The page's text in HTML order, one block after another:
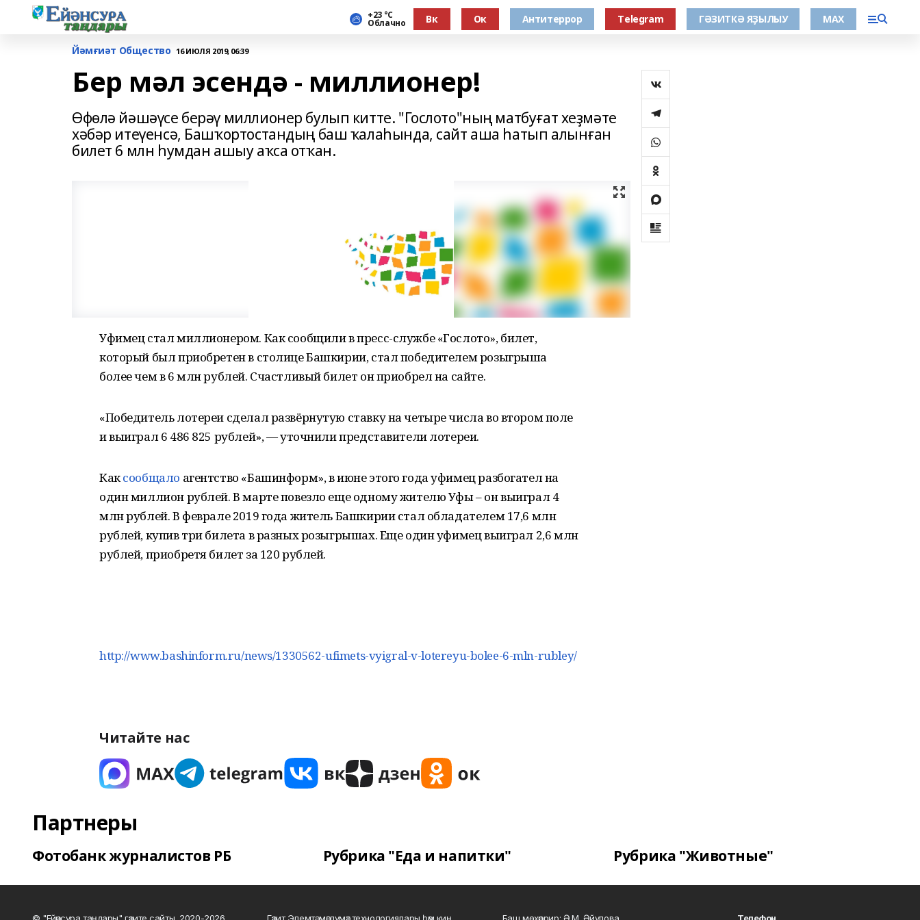
+23 °С
Облачно Вк Ок Антитеррор Тelegram ГӘЗИТКӘ ЯҘЫЛЫУ МАХ
Йәмғиәт Общество 16 ИЮЛЯ 2019, 06:39
Бер мәл эсендә - миллионер!
Өфөлә йәшәүсе берәү миллионер булып китте. "Гослото"ның матбуғат хеҙмәте
хәбәр итеүенсә, Башҡортостандың баш ҡалаһында, сайт аша һатып алынған
билет 6 млн һумдан ашыу аҡса отҡан.
Уфимец стал миллионером. Как сообщили в пресс-службе «Гослото», билет,
который был приобретен в столице Башкирии, стал победителем розыгрыша
более чем в 6 млн рублей. Счастливый билет он приобрел на сайте.
«Победитель лотереи сделал развёрнутую ставку на четыре числа во втором поле
и выиграл 6 486 825 рублей», — уточнили представители лотереи.
Каксообщало агентство «Башинформ», в июне этого года уфимец разбогател на
один миллион рублей. В марте повезло еще одному жителю Уфы – он выиграл 4
млн рублей. В феврале 2019 года житель Башкирии стал обладателем 17,6 млн
рублей, купив три билета в разных розыгрышах. Еще один уфимец выиграл 2,6 млн
рублей, приобретя билет за 120 рублей.
http://www.bashinform.ru/news/1330562-ufimets-vyigral-v-lotereyu-bolee-6-mln-rubley/
Читайте нас
Партнеры
Фотобанк журналистов РБ Рубрика "Еда и напитки" Рубрика "Животные"